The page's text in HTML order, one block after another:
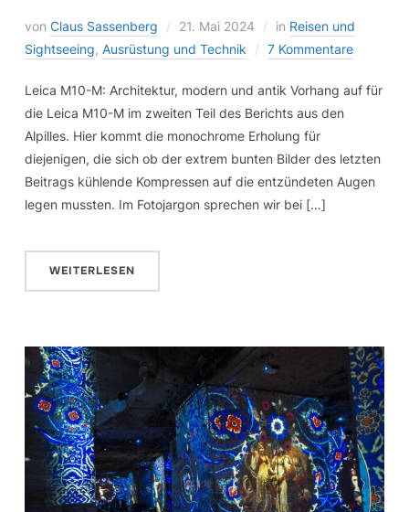
von Claus Sassenberg 21. Mai 2024 in Reisen und
Sightseeing, Ausrüstung und Technik 7 Kommentare
Leica M10-M: Architektur, modern und antik Vorhang auf für
die Leica M10-M im zweiten Teil des Berichts aus den
Alpilles. Hier kommt die monochrome Erholung für
diejenigen, die sich ob der extrem bunten Bilder des letzten
Beitrags kühlende Kompressen auf die entzündeten Augen
legen mussten. Im Fotojargon sprechen wir bei […]
WEITERLESEN